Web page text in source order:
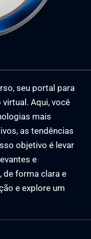
seu portal para
Aqui, você
mais
as tendências
objetivo é levar
e
de forma clara e
e explore um